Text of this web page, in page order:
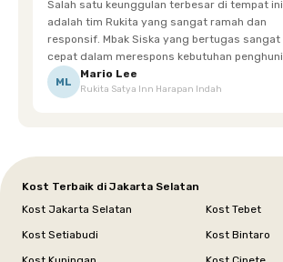
Salah satu keunggulan terbesar di tempat ini
adalah tim Rukita yang sangat ramah dan
responsif. Mbak Siska yang bertugas sangat
cepat dalam merespons kebutuhan penghuni.
Ketika saya meminta keset karena sempat
terpeleset, permintaan tersebut langsung
ML
Mario Lee
Rukita Satya Inn Harapan Indah
Kost Terbaik di Jakarta Selatan
Kost Jakarta Selatan
Kost Tebet
Kost Setiabudi
Kost Bintaro